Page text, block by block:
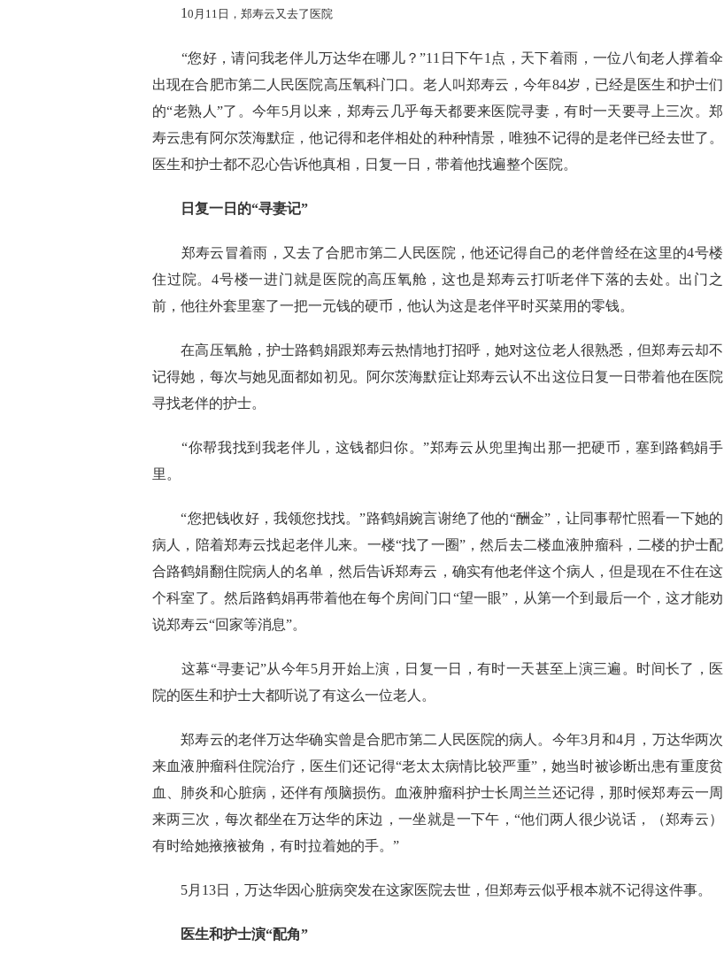
1 0月11日，郑寿云又去了医院
“您好，请问我老伴儿万达华在哪儿？”11日下午1点，天下着雨，一位八旬老人撑着伞
出现在合肥市第二人民医院高压氧科门口。老人叫郑寿云，今年84岁，已经是医生和护士们
的“老熟人”了。今年5月以来，郑寿云几乎每天都要来医院寻妻，有时一天要寻上三次。郑
寿云患有阿尔茨海默症，他记得和老伴相处的种种情景，唯独不记得的是老伴已经去世了。
医生和护士都不忍心告诉他真相，日复一日，带着他找遍整个医院。
日复一日的“寻妻记”
郑寿云冒着雨，又去了合肥市第二人民医院，他还记得自己的老伴曾经在这里的4号楼
住过院。4号楼一进门就是医院的高压氧舱，这也是郑寿云打听老伴下落的去处。出门之
前，他往外套里塞了一把一元钱的硬币，他认为这是老伴平时买菜用的零钱。
在高压氧舱，护士路鹤娟跟郑寿云热情地打招呼，她对这位老人很熟悉，但郑寿云却不
记得她，每次与她见面都如初见。阿尔茨海默症让郑寿云认不出这位日复一日带着他在医院
寻找老伴的护士。
“你帮我找到我老伴儿，这钱都归你。”郑寿云从兜里掏出那一把硬币，塞到路鹤娟手
里。
“您把钱收好，我领您找找。”路鹤娟婉言谢绝了他的“酬金”，让同事帮忙照看一下她的
病人，陪着郑寿云找起老伴儿来。一楼“找了一圈”，然后去二楼血液肿瘤科，二楼的护士配
合路鹤娟翻住院病人的名单，然后告诉郑寿云，确实有他老伴这个病人，但是现在不住在这
个科室了。然后路鹤娟再带着他在每个房间门口“望一眼”，从第一个到最后一个，这才能劝
说郑寿云“回家等消息”。
这幕“寻妻记”从今年5月开始上演，日复一日，有时一天甚至上演三遍。时间长了，医
院的医生和护士大都听说了有这么一位老人。
郑寿云的老伴万达华确实曾是合肥市第二人民医院的病人。今年3月和4月，万达华两次
来血液肿瘤科住院治疗，医生们还记得“老太太病情比较严重”，她当时被诊断出患有重度贫
血、肺炎和心脏病，还伴有颅脑损伤。血液肿瘤科护士长周兰兰还记得，那时候郑寿云一周
来两三次，每次都坐在万达华的床边，一坐就是一下午，“他们两人很少说话，（郑寿云）
有时给她掖掖被角，有时拉着她的手。”
5月13日，万达华因心脏病突发在这家医院去世，但郑寿云似乎根本就不记得这件事。
医生和护士演“配角”